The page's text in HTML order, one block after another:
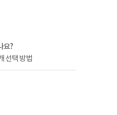
요?
선택 방법